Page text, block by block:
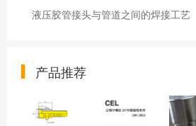
液压胶管接头与管道之间的焊接工艺
产品推荐